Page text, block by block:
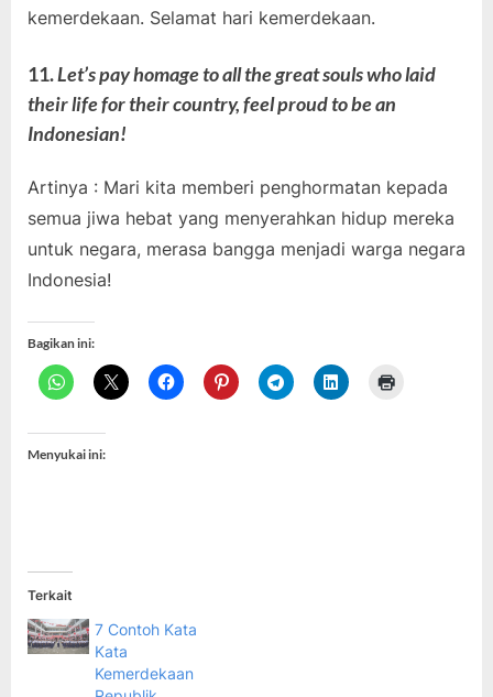
kemerdekaan. Selamat hari kemerdekaan.
11.Let’s pay homage to all the great souls who laid
their life for their country, feel proud to be an
Indonesian!
Artinya : Mari kita memberi penghormatan kepada
semua jiwa hebat yang menyerahkan hidup mereka
untuk negara, merasa bangga menjadi warga negara
Indonesia!
Bagikan ini:
Menyukai ini:
Terkait
7 Contoh Kata
Kata
Kemerdekaan